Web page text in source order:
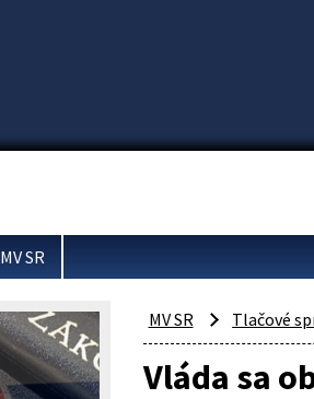
MV SR
MV SR Tlačové
Vláda sa